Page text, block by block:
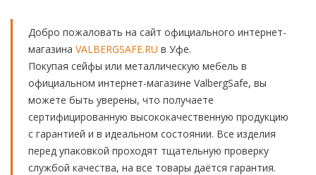
Добро пожаловать на сайт официального интернет-
магазина VALBERGSAFE.RU в Уфе.
Покупая сейфы или металлическую мебель в
официальном интернет-магазине ValbergSafe, вы
можете быть уверены, что получаете
сертифицированную высококачественную продукцию
с гарантией и в идеальном состоянии. Все изделия
перед упаковкой проходят тщательную проверку
службой качества, на все товары даётся гарантия.